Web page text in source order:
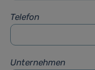
Telefon
Unternehmen